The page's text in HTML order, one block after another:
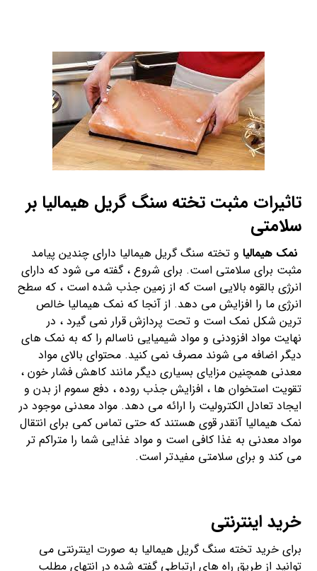
تاثیرات مثبت تخته سنگ گریل هیمالیا بر
سلامتی
نمک هیمالیا و تخته سنگ گریل هیمالیا دارای چندین پیامد
مثبت برای سلامتی است. برای شروع ، گفته می شود که دارای
انرژی بالقوه بالایی است که از زمین جذب شده است ، که سطح
انرژی ما را افزایش می دهد. از آنجا که نمک هیمالیا خالص
ترین شکل نمک است و تحت پردازش قرار نمی گیرد ، در
نهایت مواد افزودنی و مواد شیمیایی ناسالم را که به نمک های
دیگر اضافه می شوند مصرف نمی کنید. محتوای بالای مواد
معدنی همچنین مزایای بسیاری دیگر مانند کاهش فشار خون ،
تقویت استخوان ها ، افزایش جذب روده ، دفع سموم از بدن و
ایجاد تعادل الکترولیت را ارائه می دهد. مواد معدنی موجود در
نمک هیمالیا آنقدر قوی هستند که حتی تماس کمی برای انتقال
مواد معدنی به غذا کافی است و مواد غذایی شما را متراکم تر
می کند و برای سلامتی مفیدتر است.
خرید اینترنتی
برای خرید تخته سنگ گریل هیمالیا به صورت اینترنتی می
توانید از طریق راه های ارتباطی گفته شده در انتهای مطلب